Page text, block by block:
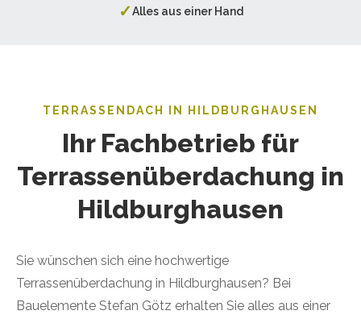
✓Alles aus einer Hand
TERRASSENDACH IN HILDBURGHAUSEN
Ihr Fachbetrieb für
Terrassenüberdachung in
Hildburghausen
Sie wünschen sich eine hochwertige
Terrassenüberdachung in Hildburghausen? Bei
Bauelemente Stefan Götz erhalten Sie alles aus einer